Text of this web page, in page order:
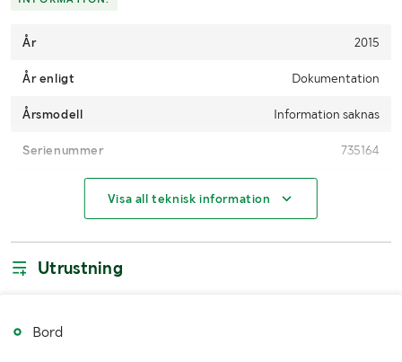
År 2015
År enligt Dokumentation
Årsmodell Information saknas
Serienummer 735164
Visa all teknisk information
Utrustning
Bord